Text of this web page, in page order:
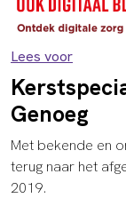
Lees voor
Genoeg
Met bekende en
terug naar het
2019.